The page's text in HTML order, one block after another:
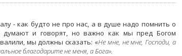
- как будто не про нас, а в душе надо помнить о
и говорят, но важно как мы пред Богом
мы должны сказать: «Не мне, не мне, Господи, а
благодарите не меня, а Бога».